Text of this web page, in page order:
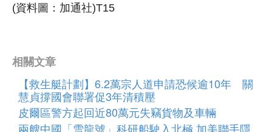
(資料圖：加通社)T15
相關文章
【救生艇計劃】6.2萬宗人道申請恐候逾10年 關
慧貞撐國會聯署促3年清積壓
皮爾區警方起回近80萬元失竊貨物及車輛
兩艘中國「雪龍號」科研船駛入北極 加美聯手隱